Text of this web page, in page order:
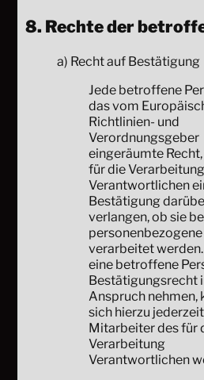
8. Rechte der
a) Recht auf Bestätigung
Jede betroffene
das vom
Richtlinien- und
Verordnungsgeber
eingeräumte
für die Verarbeitung
Verantwortlichen
Bestätigung
verlangen, ob sie
verarbeitet
eine betroffene
Bestätigungsrecht
Anspruch nehmen,
sich hierzu
Mitarbeiter des für
Verarbeitung
Verantwortlichen